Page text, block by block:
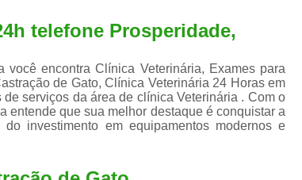
Exame para Cachorro
Internação para Animais de Estimação
Internação para Cães e
Internação Semi Intensiva Veterinária
Limpeza de Tártaro Canina
telefone Prosperidade,
encontra Clínica Veterinária, Exames para
de Gato, Clínica Veterinária 24 Horas em
serviços da área de clínica Veterinária . Com o
entende que sua melhor destaque é conquistar a
investimento em equipamentos modernos e